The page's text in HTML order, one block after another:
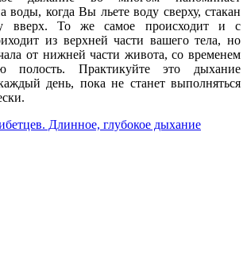
воды, когда Вы льете воду сверху, стакан
вверх. То же самое происходит и с
из верхней части вашего тела, но
от нижней части живота, со временем
полость. Практикуйте это дыхание
день, пока не станет выполняться
Длинное, глубокое дыхание